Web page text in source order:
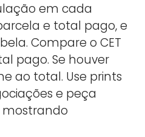
em cada
e total pago, e
Compare o CET
pago. Se houver
ao total. Use prints
e peça
mostrando